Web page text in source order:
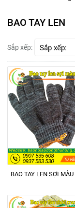
BAO TAY LEN
Sắp xếp:
BAO TAY LEN SỢI